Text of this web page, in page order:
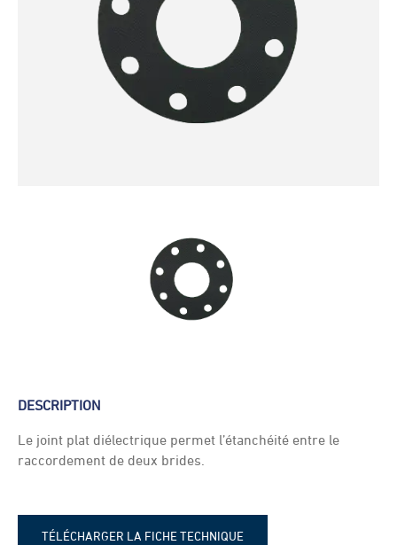
DESCRIPTION
Le joint plat diélectrique permet l’étanchéité entre le
raccordement de deux brides.
TÉLÉCHARGER LA FICHE TECHNIQUE